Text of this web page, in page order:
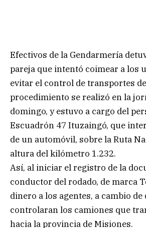
Efectivos de la Gendarmería
pareja que intentó coimear a los
evitar el control de transportes
procedimiento se realizó en la
domingo, y estuvo a cargo del
Escuadrón 47 Ituzaingó, que
de un automóvil, sobre la Ruta
altura del kilómetro 1.232.
Así, al iniciar el registro de la
conductor del rodado, de marca
dinero a los agentes, a cambio de
controlaran los camiones que
hacia la provincia de Misiones.